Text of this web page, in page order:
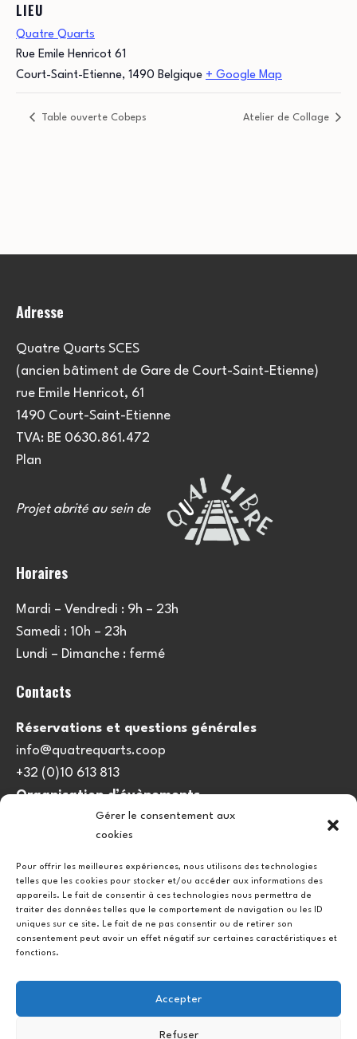
Gérer le consentement aux
cookies
Pour offrir les meilleures expériences, nous utilisons des technologies
telles que les cookies pour stocker et/ou accéder aux informations des
appareils. Le fait de consentir à ces technologies nous permettra de
traiter des données telles que le comportement de navigation ou les ID
uniques sur ce site. Le fait de ne pas consentir ou de retirer son
consentement peut avoir un effet négatif sur certaines caractéristiques et
fonctions.
Accepter
Refuser
LIEU
Quatre Quarts
Rue Emile Henricot 61
Court-Saint-Etienne, 1490 Belgique + Google Map
Table ouverte Cobeps Atelier de Collage
Adresse
Quatre Quarts SCES
(ancien bâtiment de Gare de Court-Saint-Etienne)
rue Emile Henricot, 61
1490 Court-Saint-Etienne
TVA: BE 0630.861.472
Plan
Projet abrité au sein de
Horaires
Mardi – Vendredi : 9h – 23h
Samedi : 10h – 23h
Lundi – Dimanche : fermé
Contacts
Réservations et questions générales
info@quatrequarts.coop
+32 (0)10 613 813
Organisation d’évènements
viedulieu@quatrequarts.coop
Politique de cookies (UE)